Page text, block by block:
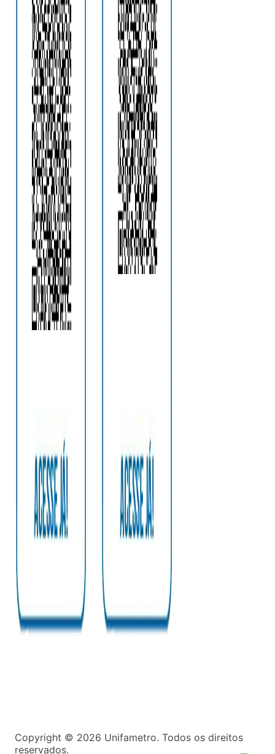
Copyright © 2026 Unifametro. Todos os direitos
reservados.